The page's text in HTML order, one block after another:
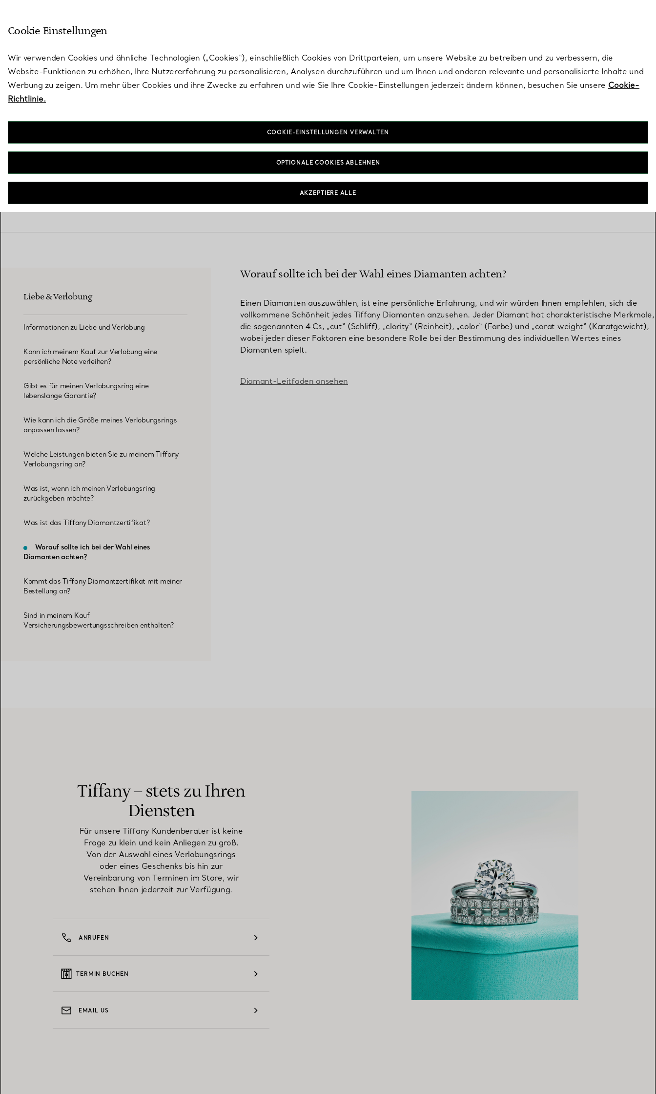
Vereinbaren Sie Ihren mit einem Tiffany-Diamantenexperten.
Liebe & Verlobung
FAQs
Liebe & Verlobung
Informationen zu Liebe und Verlobung
Kann ich meinem Kauf zur Verlobung eine
persönliche Note verleihen?
Gibt es für meinen Verlobungsring eine
lebenslange Garantie?
Wie kann ich die Größe meines Verlobungsrings
anpassen lassen?
Welche Leistungen bieten Sie zu meinem Tiffany
Verlobungsring an?
Was ist, wenn ich meinen Verlobungsring
zurückgeben möchte?
Was ist das Tiffany Diamantzertifikat?
Worauf sollte ich bei der Wahl eines
Diamanten achten?
Kommt das Tiffany Diamantzertifikat mit meiner
Bestellung an?
Sind in meinem Kauf
Versicherungsbewertungsschreiben enthalten?
Worauf sollte ich bei der Wahl eines Diamanten achten?
Einen Diamanten auszuwählen, ist eine persönliche Erfahrung, und wir würden Ihnen empfehlen, sich die
vollkommene Schönheit jedes Tiffany Diamanten anzusehen. Jeder Diamant hat charakteristische Merkmale,
die sogenannten 4 Cs, „cut“ (Schliff), „clarity“ (Reinheit), „color“ (Farbe) und „carat weight“ (Karatgewicht),
wobei jeder dieser Faktoren eine besondere Rolle bei der Bestimmung des individuellen Wertes eines
Diamanten spielt.
Diamant-Leitfaden ansehen
Tiffany – stets zu Ihren
Diensten
Für unsere Tiffany Kundenberater ist keine
Frage zu klein und kein Anliegen zu groß.
Von der Auswahl eines Verlobungsrings
oder eines Geschenks bis hin zur
Vereinbarung von Terminen im Store, wir
stehen Ihnen jederzeit zur Verfügung.
ANRUFEN
TERMIN BUCHEN
EMAIL US
Cookie-Einstellungen
Wir verwenden Cookies und ähnliche Technologien („Cookies“), einschließlich Cookies von Drittparteien, um unsere Website zu betreiben und zu verbessern, die
Website-Funktionen zu erhöhen, Ihre Nutzererfahrung zu personalisieren, Analysen durchzuführen und um Ihnen und anderen relevante und personalisierte Inhalte und
Werbung zu zeigen. Um mehr über Cookies und ihre Zwecke zu erfahren und wie Sie Ihre Cookie-Einstellungen jederzeit ändern können, besuchen Sie unsere Cookie-
Richtlinie.
COOKIE-EINSTELLUNGEN VERWALTEN
OPTIONALE COOKIES ABLEHNEN
AKZEPTIERE ALLE